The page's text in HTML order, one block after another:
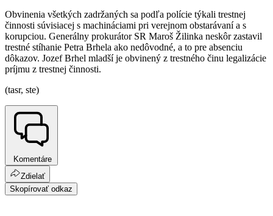
Obvinenia všetkých zadržaných sa podľa polície týkali trestnej
činnosti súvisiacej s machináciami pri verejnom obstarávaní a s
korupciou. Generálny prokurátor SR Maroš Žilinka neskôr zastavil
trestné stíhanie Petra Brhela ako nedôvodné, a to pre absenciu
dôkazov. Jozef Brhel mladší je obvinený z trestného činu legalizácie
príjmu z trestnej činnosti.
(tasr, ste)
Komentáre
Zdielať
Skopírovať odkaz